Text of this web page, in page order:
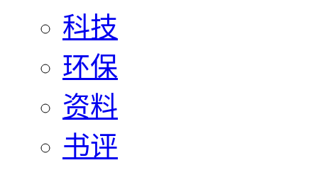
科技
环保
资料
书评